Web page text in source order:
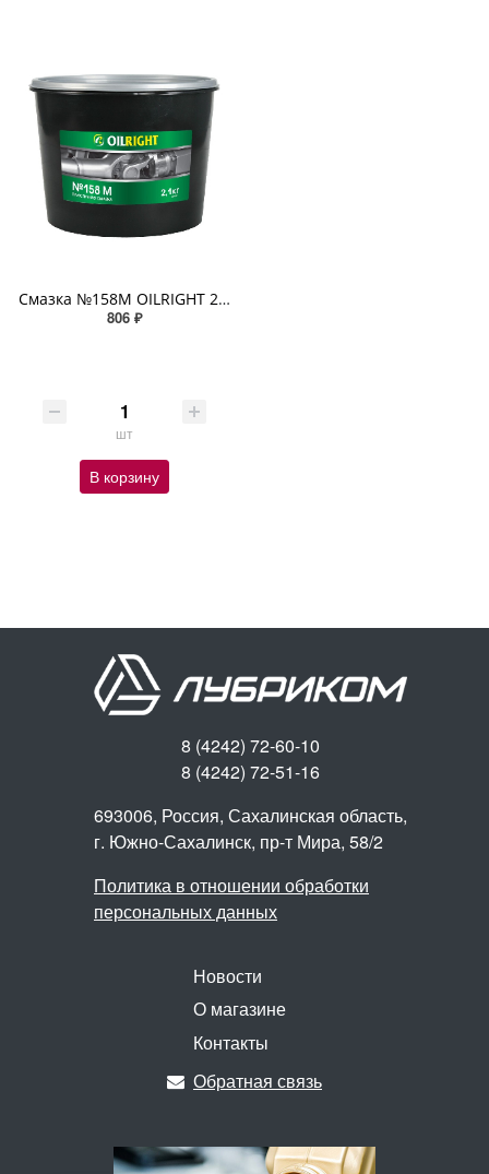
Смазка №158М OILRIGHT 2,1кг ведро
806 ₽
шт
В корзину
8 (4242) 72-60-10
8 (4242) 72-51-16
693006, Россия, Сахалинская область,
г. Южно-Сахалинск, пр-т Мира, 58/2
Политика в отношении обработки
персональных данных
Новости
О магазине
Контакты
Обратная связь